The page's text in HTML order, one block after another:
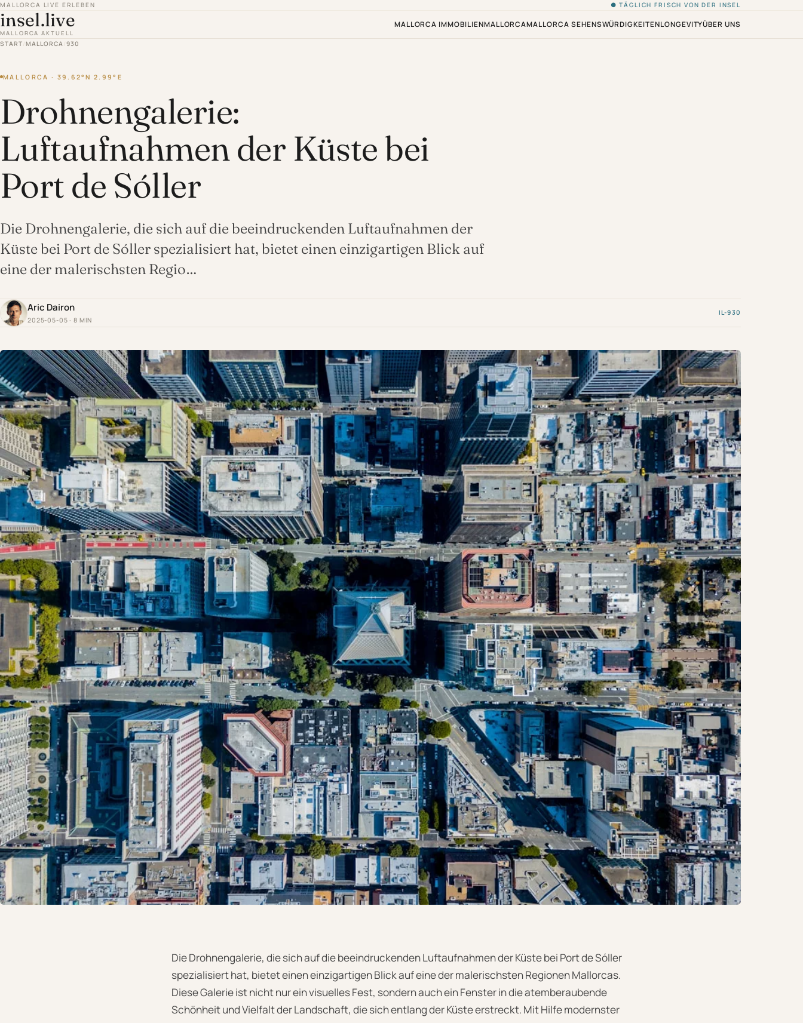
MALLORCA LIVE ERLEBEN ● TÄGLICH FRISCH VON DER INSEL
insel.live
MALLORCA AKTUELL
MALLORCA IMMOBILIENMALLORCAMALLORCA SEHENSWÜRDIGKEITENLONGEVITYÜBER UNS
START /MALLORCA /930
MALLORCA · 39.62°N 2.99°E
Drohnengalerie:
Luftaufnahmen der Küste bei
Port de Sóller
Die Drohnengalerie, die sich auf die beeindruckenden Luftaufnahmen der
Küste bei Port de Sóller spezialisiert hat, bietet einen einzigartigen Blick auf
eine der malerischsten Regio…
Aric Dairon
2025-05-05 · 8 MIN
IL-930
Die Drohnengalerie, die sich auf die beeindruckenden Luftaufnahmen der Küste bei Port de Sóller
spezialisiert hat, bietet einen einzigartigen Blick auf eine der malerischsten Regionen Mallorcas.
Diese Galerie ist nicht nur ein visuelles Fest, sondern auch ein Fenster in die atemberaubende
Schönheit und Vielfalt der Landschaft, die sich entlang der Küste erstreckt. Mit Hilfe modernster